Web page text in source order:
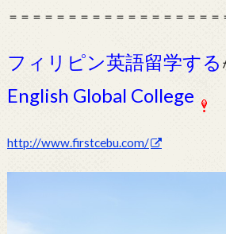
＝＝＝＝＝＝＝＝＝＝＝＝＝＝＝＝＝＝
フィリピン英語留学する
English Global College
http://www.firstcebu.com/